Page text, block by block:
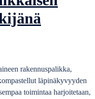
rakennuspalikka,
läpinäkyvyyden
toimintaa harjoitetaan,